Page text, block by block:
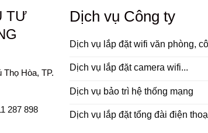
TƯ
Thọ Hòa, TP.
287 898
Dịch vụ Công ty
Dịch vụ lắp đặt wifi văn phòng,
Dịch vụ lắp đặt camera wifi...
Dịch vụ bảo trì hệ thống mạng
Dịch vụ lắp đặt tổng đài điện